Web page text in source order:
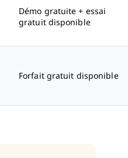
Démo gratuite + essai
gratuit disponible
Forfait gratuit disponible